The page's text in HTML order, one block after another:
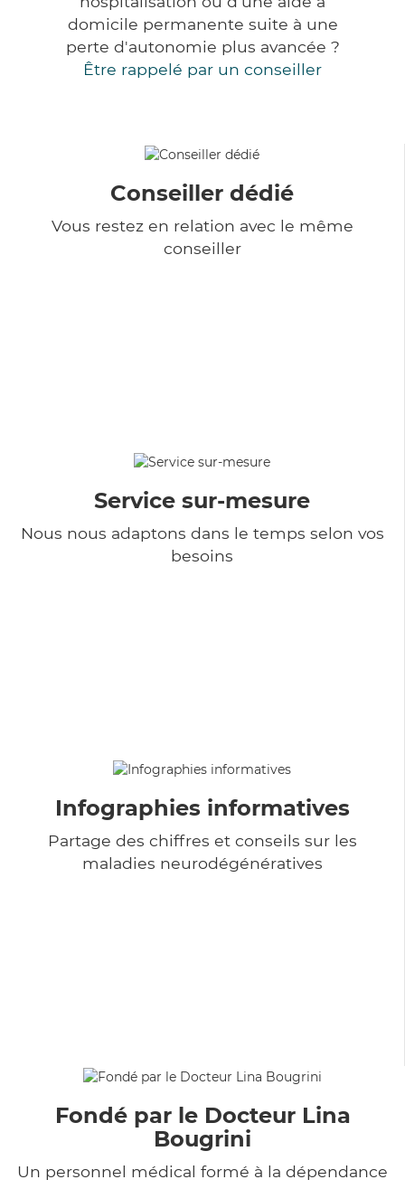
domicile permanente suite à une
perte d'autonomie plus avancée ?
Être rappelé par un conseiller
Conseiller dédié
Vous restez en relation avec le même
conseiller
Service sur-mesure
Nous nous adaptons dans le temps selon vos
besoins
Infographies informatives
Partage des chiffres et conseils sur les
maladies neurodégénératives
Fondé par le Docteur Lina
Bougrini
Un personnel médical formé à la dépendance